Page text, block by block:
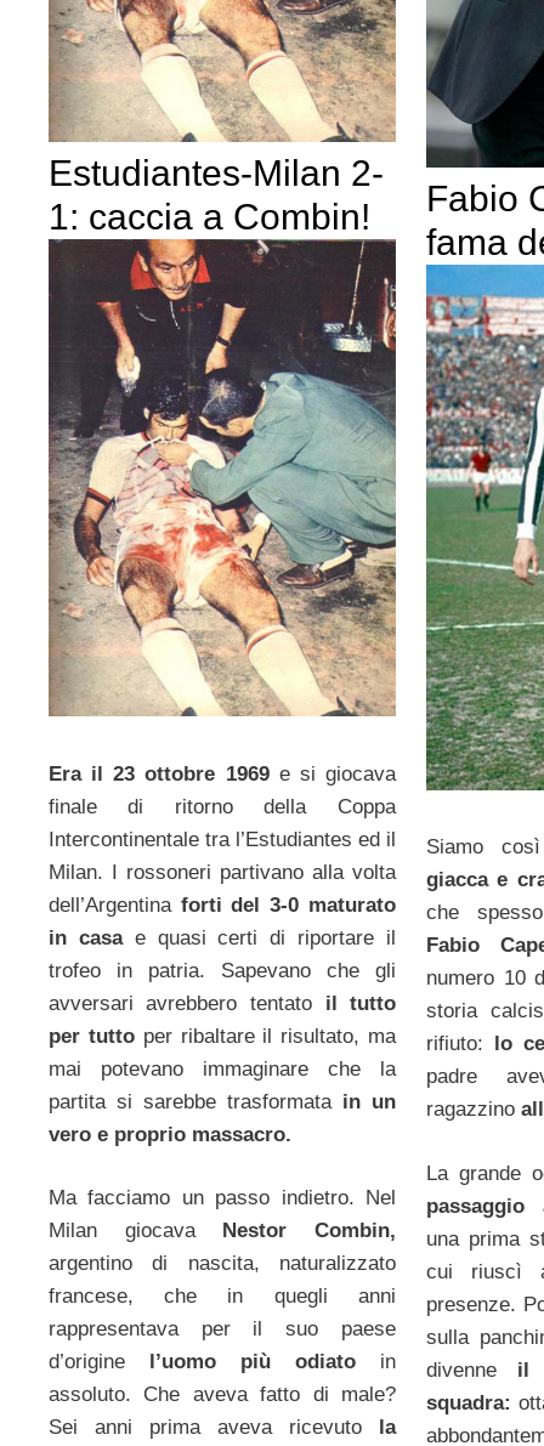
Estudiantes-Milan 2-
1: caccia a Combin!
Era il 23 ottobre 1969e si giocava
finale di ritorno della Coppa
Intercontinentale tra l’Estudiantes ed il
Milan. I rossoneri partivano alla volta
dell’Argentina forti del 3-0 maturato
in casa e quasi certi di riportare il
trofeo in patria. Sapevano che gli
avversari avrebbero tentato il tutto
per tutto per ribaltare il risultato, ma
mai potevano immaginare che la
partita si sarebbe trasformata in un
vero e proprio massacro.
Ma facciamo un passo indietro. Nel
Milan giocava
Nestor Combin,
argentino di nascita, naturalizzato
francese, che in quegli anni
rappresentava per il suo paese
d’origine
l’uomo più odiato in
assoluto. Che aveva fatto di male?
Sei anni prima aveva ricevuto
la
Fabio
fama
Siamo
giacca e
che
Fabio
numero 10
storia
rifiuto: lo
padre
ragazzino
La grande
passaggio
una prima
cui riuscì
presenze.
sulla
divenneil
squadra: